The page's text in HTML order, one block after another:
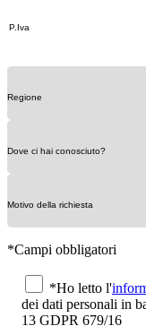
*Campi obbligatori
*Ho letto l'
dei dati personali in
13 GDPR 679/16